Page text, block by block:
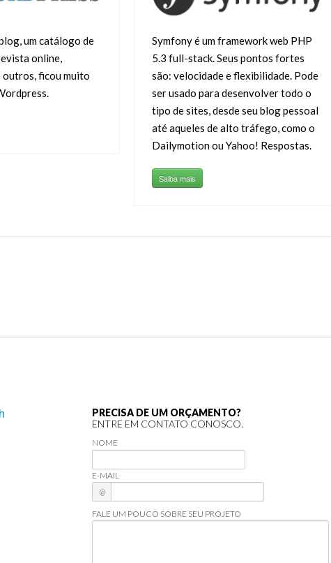
um catálogo de
online,
ficou muito
Symfony é um framework web PHP
5.3 full-stack. Seus pontos fortes
são: velocidade e flexibilidade. Pode
ser usado para desenvolver todo o
tipo de sites, desde seu blog pessoal
até aqueles de alto tráfego, como o
Dailymotion ou Yahoo! Respostas.
Saiba mais
PRECISA DE UM ORÇAMENTO?
ENTRE EM CONTATO CONOSCO.
NOME
E-MAIL
@
FALE UM POUCO SOBRE SEU PROJETO